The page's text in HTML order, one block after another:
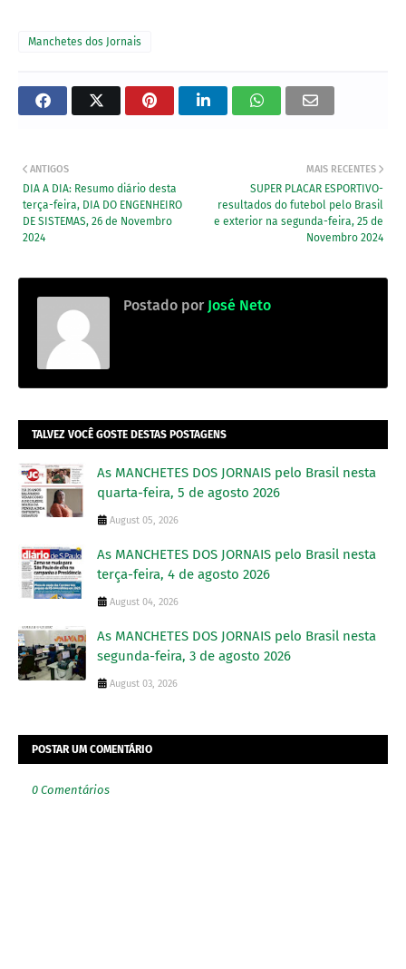
Manchetes dos Jornais
MAIS RECENTES
SUPER PLACAR ESPORTIVO-
resultados do futebol pelo Brasil
e exterior na segunda-feira, 25 de
Novembro 2024
ANTIGOS
DIA A DIA: Resumo diário desta
terça-feira, DIA DO ENGENHEIRO
DE SISTEMAS, 26 de Novembro
2024
Postado por José Neto
TALVEZ VOCÊ GOSTE DESTAS POSTAGENS
As MANCHETES DOS JORNAIS pelo Brasil nesta
quarta-feira, 5 de agosto 2026
August 05, 2026
As MANCHETES DOS JORNAIS pelo Brasil nesta
terça-feira, 4 de agosto 2026
August 04, 2026
As MANCHETES DOS JORNAIS pelo Brasil nesta
segunda-feira, 3 de agosto 2026
August 03, 2026
POSTAR UM COMENTÁRIO
0 Comentários